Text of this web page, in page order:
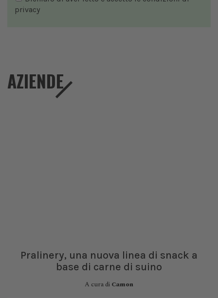
privacy
AZIENDE
Pralinery, una nuova linea di snack a
base di carne di suino
A cura di Camon